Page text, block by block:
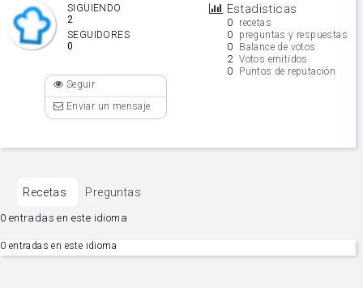
Estadisticas
0 recetas
0 preguntas y respuestas
0 Balance de votos
2 Votos emitidos
0 Puntos de reputación
SIGUIENDO
2
SEGUIDORES
0
Seguir
Enviar un mensaje
Recetas Preguntas
0 entradas en este idioma
0 entradas en este idioma